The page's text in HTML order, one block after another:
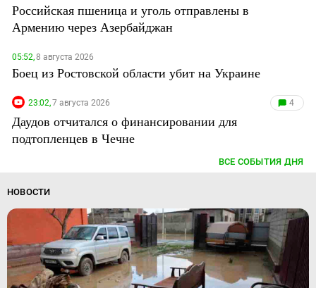
Российская пшеница и уголь отправлены в
Армению через Азербайджан
05:52,8 августа 2026
Боец из Ростовской области убит на Украине
23:02,7 августа 2026 4
Даудов отчитался о финансировании для
подтопленцев в Чечне
ВСЕ СОБЫТИЯ ДНЯ
НОВОСТИ